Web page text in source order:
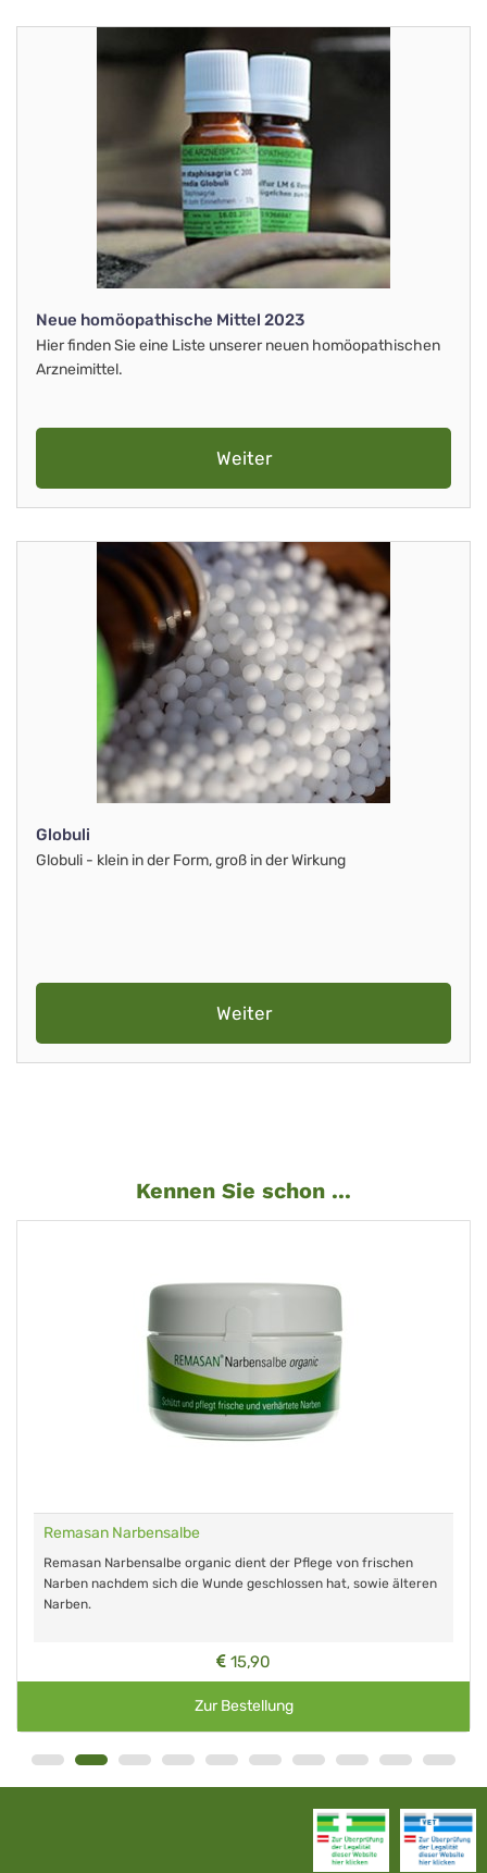
Neue homöopathische Mittel 2023
Hier finden Sie eine Liste unserer neuen homöopathischen
Arzneimittel.
Weiter
Globuli
Globuli - klein in der Form, groß in der Wirkung
Weiter
Kennen Sie schon ...
Remasan Narbensalbe
Remasan Narbensalbe organic dient der Pflege von frischen
Narben nachdem sich die Wunde geschlossen hat, sowie älteren
Narben.
15,90
Zur Bestellung